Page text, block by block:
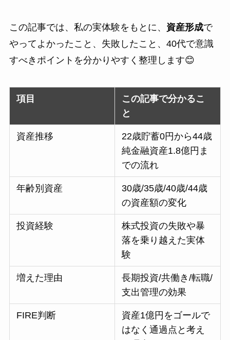
この記事では、私の実体験をもとに、 資産形成で
やってよかったこと、失敗したこと、40代で意識
すべきポイントを分かりやすく整理します😊
項目
この記事で分かるこ
と
資産推移
22歳貯蓄0円から44歳
純金融資産1.8億円ま
での流れ
年齢別資産
30歳/35歳/40歳/44歳
の資産額の変化
投資経験
株式投資の失敗や暴
落を乗り越えた実体
験
増えた理由
長期投資/共働き/転職/
支出管理の効果
FIRE判断
資産1億円をゴールで
はなく通過点と考え